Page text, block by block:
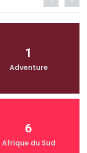
1
Adventure
6
Afrique du Sud